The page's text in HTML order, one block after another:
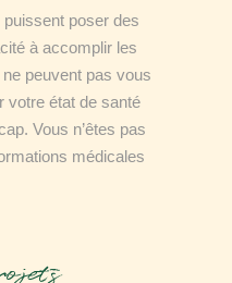
poser des
à accomplir les
peuvent pas vous
votre état de santé
Vous n’êtes pas
médicales